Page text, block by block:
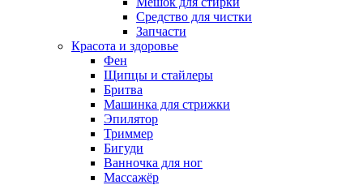
Средство для чистки
Запчасти
Красота и здоровье
Фен
Щипцы и стайлеры
Бритва
Машинка для стрижки
Эпилятор
Триммер
Бигуди
Ванночка для ног
Массажёр